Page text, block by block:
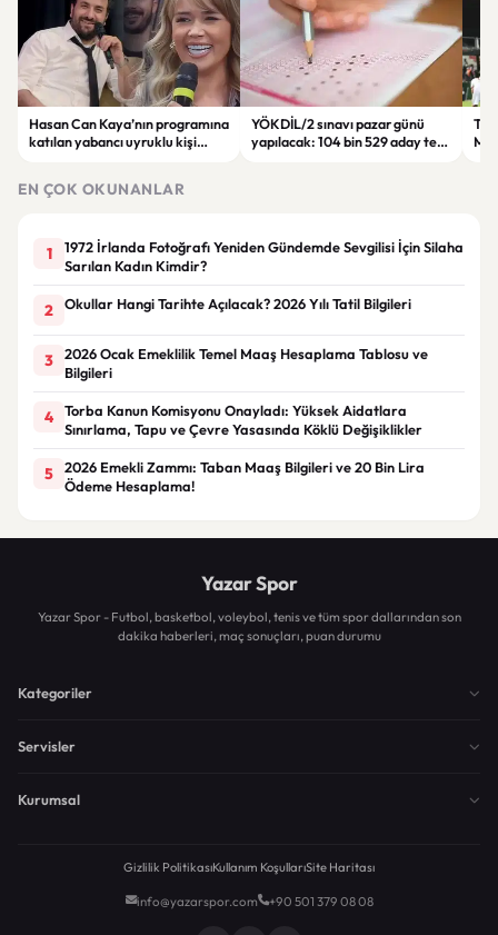
Hasan Can Kaya’nın programına
katılan yabancı uyruklu kişi
YÖKDİL/2 sınavı pazar günü
yapılacak: 104 bin 529 aday ter
EN ÇOK OKUNANLAR
1
1972 İrlanda Fotoğrafı Yeniden Gündemde Sevgilisi İçin Silaha
Sarılan Kadın Kimdir?
2 Okullar Hangi Tarihte Açılacak? 2026 Yılı Tatil Bilgileri
3
2026 Ocak Emeklilik Temel Maaş Hesaplama Tablosu ve
Bilgileri
4
Torba Kanun Komisyonu Onayladı: Yüksek Aidatlara
Sınırlama, Tapu ve Çevre Yasasında Köklü Değişiklikler
5
2026 Emekli Zammı: Taban Maaş Bilgileri ve 20 Bin Lira
Ödeme Hesaplama!
Yazar Spor
Yazar Spor - Futbol, basketbol, voleybol, tenis ve tüm spor dallarından son
dakika haberleri, maç sonuçları, puan durumu
Kategoriler
Servisler
Kurumsal
Gizlilik PolitikasıKullanım KoşullarıSite Haritası
info@yazarspor.com +90 501 379 08 08